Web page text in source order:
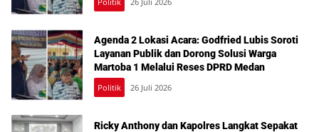
Agenda 2 Lokasi Acara: Godfried Lubis Soroti
Layanan Publik dan Dorong Solusi Warga
Martoba 1 Melalui Reses DPRD Medan
Politik 26 Juli 2026
Ricky Anthony dan Kapolres Langkat Sepakat